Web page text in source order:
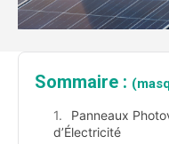
Sommaire :
Panneaux
d’Électricité